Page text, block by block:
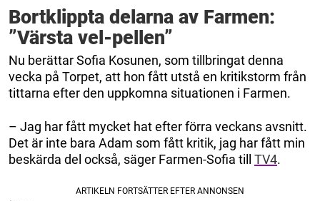
Bortklippta delarna av Farmen:
”Värsta vel-pellen”
Nu berättar Sofia Kosunen, som tillbringat denna
vecka på Torpet, att hon fått utstå en kritikstorm från
tittarna efter den uppkomna situationen i Farmen.
– Jag har fått mycket hat efter förra veckans avsnitt.
Det är inte bara Adam som fått kritik, jag har fått min
beskärda del också, säger Farmen-Sofia till TV4.